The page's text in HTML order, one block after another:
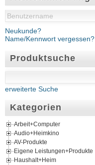
Neukunde?
Name/Kennwort vergessen?
Produktsuche
erweiterte Suche
Kategorien
Arbeit+Computer
Audio+Heimkino
AV-Produkte
Eigene Leistungen+Produkte
Haushalt+Heim